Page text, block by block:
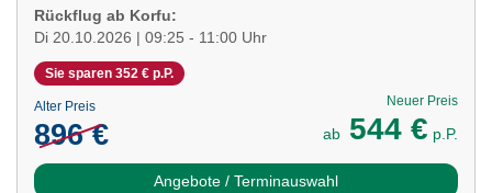
Rückflug ab Korfu:
Di 20.10.2026 | 09:25 - 11:00 Uhr
Sie sparen 352 € p.P.
Alter Preis
896 €
Neuer Preis
ab 544 € p.P.
Angebote / Terminauswahl